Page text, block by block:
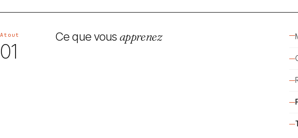
Atout
01
Ce que vous apprenez